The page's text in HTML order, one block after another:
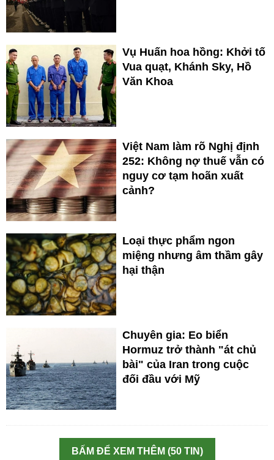
Vụ Huấn hoa hồng: Khởi tố
Vua quạt, Khánh Sky, Hồ
Văn Khoa
Việt Nam làm rõ Nghị định
252: Không nợ thuế vẫn có
nguy cơ tạm hoãn xuất
cảnh?
Loại thực phẩm ngon
miệng nhưng âm thầm gây
hại thận
Chuyên gia: Eo biển
Hormuz trở thành "át chủ
bài" của Iran trong cuộc
đối đầu với Mỹ
BẤM ĐỂ XEM THÊM (50 TIN)